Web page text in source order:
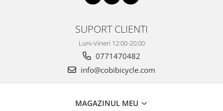
SUPORT CLIENTI
Luni-Vineri 12:00-20:00
0771470482
info@cobibicycle.com
MAGAZINUL MEU